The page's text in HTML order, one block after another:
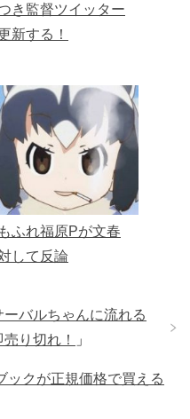
き監督ツイッター
新する！
ふれ福原Pが文春
して反論
バルちゃんに流れる
り切れ！
」
ックが正規価格で買える